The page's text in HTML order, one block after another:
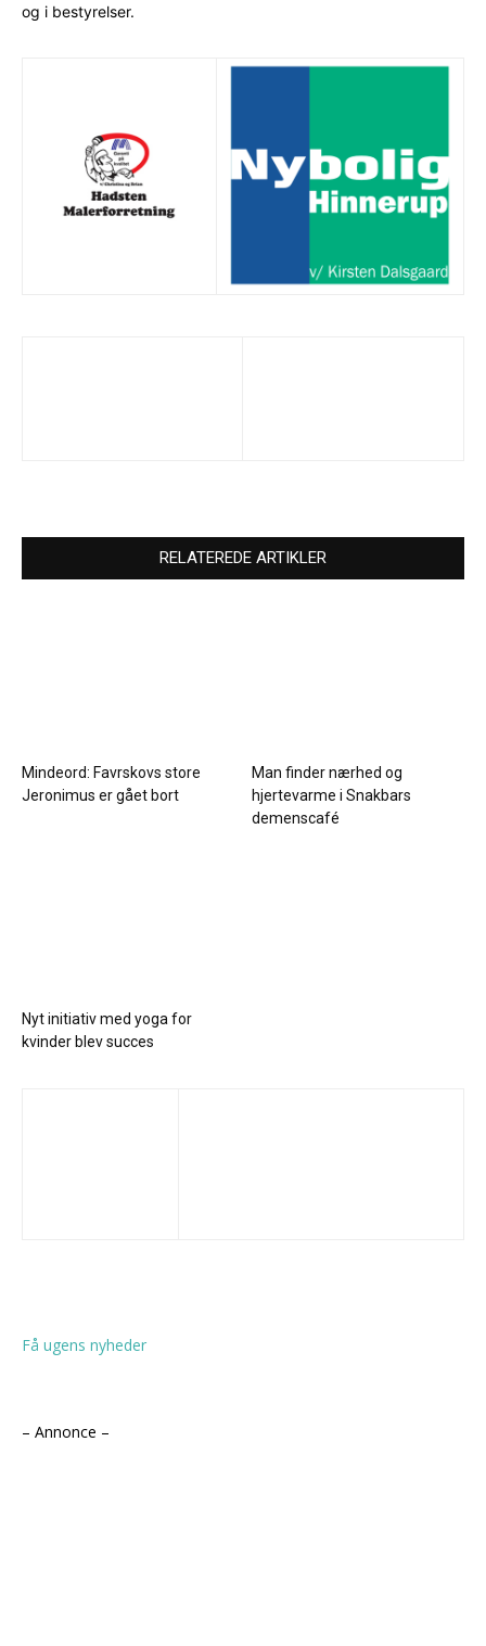
og i bestyrelser.
RELATEREDE ARTIKLER
Mindeord: Favrskovs store
Jeronimus er gået bort
Man finder nærhed og
hjertevarme i Snakbars
demenscafé
Nyt initiativ med yoga for
kvinder blev succes
Få ugens nyheder
– Annonce –